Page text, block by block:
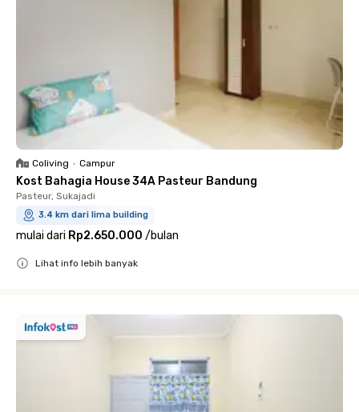
Coliving • Campur
Kost Bahagia House 34A Pasteur Bandung
Pasteur, Sukajadi
3.4 km dari lima building
mulai dari Rp2.650.000 /bulan
Lihat info lebih banyak